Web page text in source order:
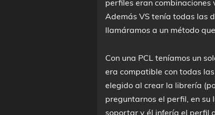
perfiles eran
Además VS tenía todas las
llamáramos a un método
Con una PCL teníamos un
era compatible con todas
elegido al crear la librería
preguntarnos el perfil, en
soportar y él infería el perfil